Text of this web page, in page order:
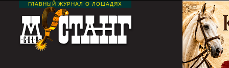
ГЛАВНЫЙ ЖУРНАЛ О ЛОШАДЯХ